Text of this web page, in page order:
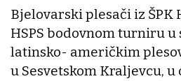
Bjelovarski plesači iz ŠPK
HSPS bodovnom turniru
latinsko- američkim
u Sesvetskom Kraljevcu,